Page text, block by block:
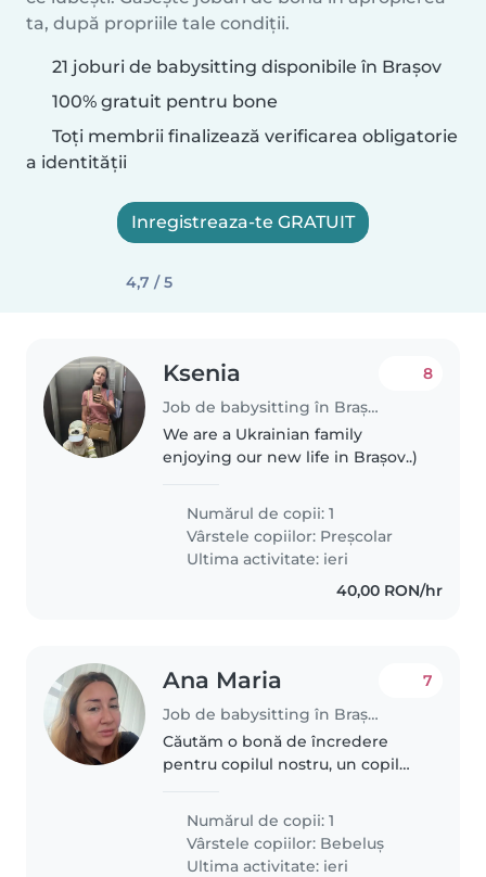
ta, după propriile tale condiții.
21 joburi de babysitting disponibile în Brașov
100% gratuit pentru bone
Toți membrii finalizează verificarea obligatorie
a identității
Inregistreaza-te GRATUIT
4,7 / 5
Ksenia
Job de babysitting în Brașov
8
We are a Ukrainian family
enjoying our new life in Brașov..)
Numărul de copii: 1
Vârstele copiilor: Preșcolar
Ultima activitate: ieri
40,00 RON/hr
Ana Maria
Job de babysitting în Brașov
7
Căutăm o bonă de încredere
pentru copilul nostru, un copil
prietenos și iubitor de copii.
Suntem deschiși la sugestii și..
Numărul de copii: 1
Vârstele copiilor: Bebeluș
Ultima activitate: ieri